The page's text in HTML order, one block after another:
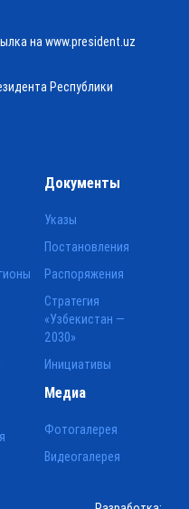
на www.president.uz
Республики
Документы
Указы
Постановления
Распоряжения
Стратегия
«Узбекистан —
2030»
Инициативы
Медиа
Фотогалерея
Видеогалерея